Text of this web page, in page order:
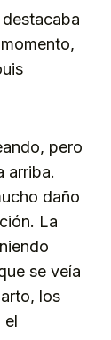
pero
arriba.
daño
La
se veía
los
el